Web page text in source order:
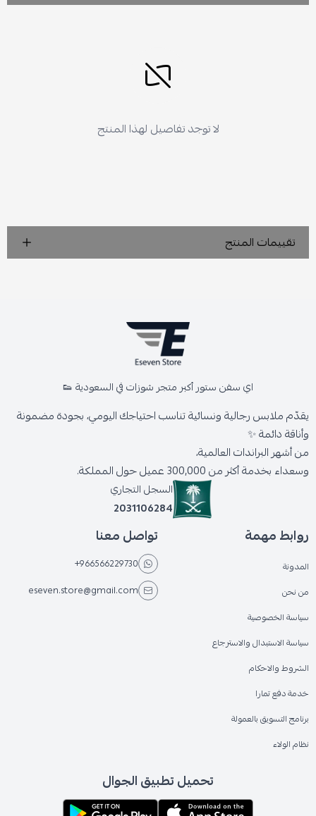
لا توجد تفاصيل لهذا المنتج
تقييمات المنتج
اي سفن ستور أكبر متجر شوزات في السعودية 👟
يقدّم ملابس رجالية ونسائية تناسب احتياجك اليومي، بجودة مضمونة
وأناقة دائمة ✨
من أشهر البراندات العالمية،
وسعداء بخدمة أكثر من 300,000 عميل حول المملكة.
السجل التجاري
2031106284
روابط مهمة
المدونة
من نحن
سياسة الخصوصية
سياسة الاستبدال والاسترجاع
الشروط والاحكام
خدمة دفع تمارا
برنامج التسويق بالعمولة
نظام الولاء
تواصل معنا
+966566229730
eseven.store@gmail.com
تحميل تطبيق الجوال